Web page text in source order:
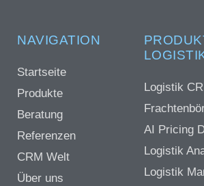
NAVIGATION
Startseite
Produkte
Beratung
Referenzen
CRM Welt
Über uns
Logistik
AI Pricing
Logistik
Logistik